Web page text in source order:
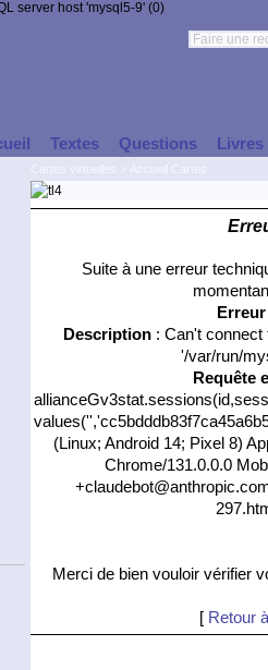
server host 'mysql5-9' (0)
Textes Questions Livres
Suite à une erreur
Description: Can't connect
'/var/run/
Requête
(Linux; Android 14; Pixel 8)
Chrome/131.0.0.0
Merci de bien vouloir vérifier
[ Retour